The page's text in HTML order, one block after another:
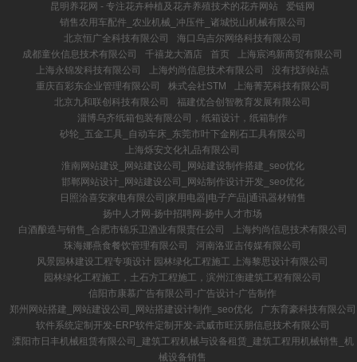
昆明养花网 - 专注花卉种植及花卉养殖技术的花卉网站
爱链网
销售农用车配件_农业机械_冲压件_诸城悦山机械有限公司
北京恒广全科技有限公司
海口乌吉尔网络科技有限公司
成都童伙信息技术有限公司
千禧龙大酒店 首页
上海宸鸿新商贸有限公司
上海永锦发科技有限公司
上海灼尚信息技术有限公司
没有找到站点
重庆百彩东企业管理有限公司
株式会社STM
上海菁芜科技有限公司
北京九和联创科技有限公司
福建优合创智教育发展有限公司
淄博乌齐纸箱包装有限公司，纸箱设计，纸箱制作
砂轮_五金工具_自动车床_东莞市叶下金刚石工具有限公司
上海烁安文化礼品有限公司
淮南网站建设_网站建设公司_网站建设制作搭建_seo优化
邯郸网站设计_网站建设公司_网站制作设计开发_seo优化
日照洽喜安家电有限公司|家用电器|电子产品|通讯器材销售
扬中人才网-扬中招聘网-扬中人才市场
白酒酿造与销售_合肥市锦乐卫酒业有限责任公司
上海灼尚信息技术有限公司
珠海娜燕食餐饮管理有限公司
河南洛亚吉传媒有限公司
风景园林建设工程专项设计 园林绿化工程施工 上海黎思设计有限公司
园林绿化工程施工，土石方工程施工，滨州江衡建筑工程有限公司
信阳市康慕广告有限公司-广告设计-广告制作
郑州网站搭建_网站建设公司_网站搭建设计制作_seo优化
广东育豪科技有限公司
软件系统定制开发-ERP软件定制开发-武威市旺沃朋信息技术有限公司
溧阳市日丰机械租赁有限公司_建筑工程机械与设备租赁_建筑工程用机械销售_机
械设备销售